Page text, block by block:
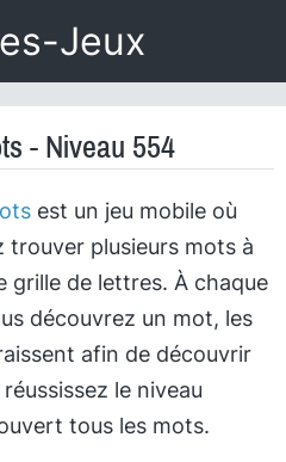
Jeux
- Niveau 554
est un jeu mobile où
trouver plusieurs mots à
grille de lettres. À chaque
découvrez un mot, les
afin de découvrir
le niveau
tous les mots.